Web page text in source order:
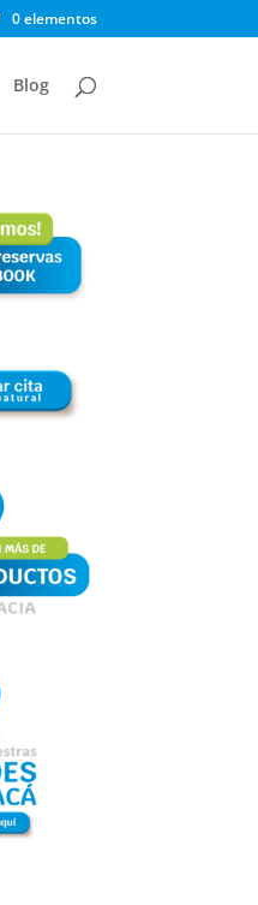
0 elementos
Blog